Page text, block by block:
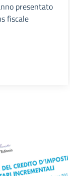
presentato
fiscale